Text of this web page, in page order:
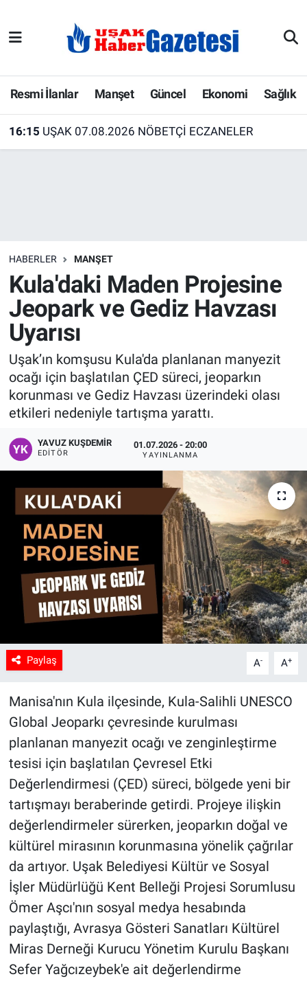
Resmi İlanlar Manşet Güncel Ekonomi Sağlık
16:15 UŞAK 07.08.2026 NÖBETÇİ ECZANELER
HABERLER MANŞET
Kula'daki Maden Projesine
Jeopark ve Gediz Havzası
Uyarısı
Uşak’ın komşusu Kula'da planlanan manyezit
ocağı için başlatılan ÇED süreci, jeoparkın
korunması ve Gediz Havzası üzerindeki olası
etkileri nedeniyle tartışma yarattı.
YAVUZ KUŞDEMIR
EDITÖR
01.07.2026 - 20:00
YAYINLANMA
Paylaş A- A+
Manisa'nın Kula ilçesinde, Kula-Salihli UNESCO
Global Jeoparkı çevresinde kurulması
planlanan manyezit ocağı ve zenginleştirme
tesisi için başlatılan Çevresel Etki
Değerlendirmesi (ÇED) süreci, bölgede yeni bir
tartışmayı beraberinde getirdi. Projeye ilişkin
değerlendirmeler sürerken, jeoparkın doğal ve
kültürel mirasının korunmasına yönelik çağrılar
da artıyor. Uşak Belediyesi Kültür ve Sosyal
İşler Müdürlüğü Kent Belleği Projesi Sorumlusu
Ömer Aşcı'nın sosyal medya hesabında
paylaştığı, Avrasya Gösteri Sanatları Kültürel
Miras Derneği Kurucu Yönetim Kurulu Başkanı
Sefer Yağcızeybek'e ait değerlendirme
E-Gazete
Ekonomi
Köşe Yazarları
Kültür Sanat
Manşet
Resmi İlanlar
Sağlık
Son Dakika
Spor
Uşak Haberleri
Uşak Hava Durumu
Uşak Trafik Yoğunluk Haritası
Süper Lig Puan Durumu ve Fikstür